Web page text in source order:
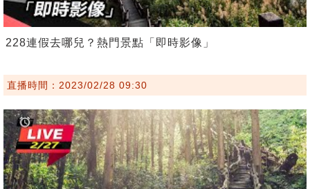
228連假去哪兒？熱門景點「即時影像」
直播時間：2023/02/28 09:30